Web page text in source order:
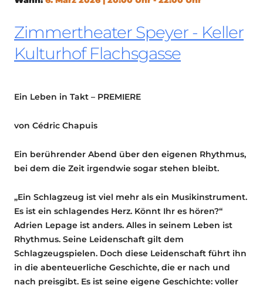
Zimmertheater Speyer - Keller
Kulturhof Flachsgasse
Ein Leben in Takt – PREMIERE
von Cédric Chapuis
Ein berührender Abend über den eigenen Rhythmus,
bei dem die Zeit irgendwie sogar stehen bleibt.
„Ein Schlagzeug ist viel mehr als ein Musikinstrument.
Es ist ein schlagendes Herz. Könnt Ihr es hören?“
Adrien Lepage ist anders. Alles in seinem Leben ist
Rhythmus. Seine Leidenschaft gilt dem
Schlagzeugspielen. Doch diese Leidenschaft führt ihn
in die abenteuerliche Geschichte, die er nach und
nach preisgibt. Es ist seine eigene Geschichte: voller